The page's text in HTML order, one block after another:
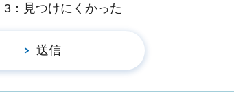
3：見つけにくかった